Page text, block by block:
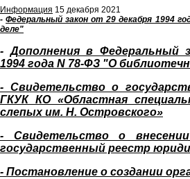
Информация 15 декабря 2021
-Федеральный закон от 29 декабря 1994
деле"
-Дополнения в Федеральный
1994 года N 78-ФЗ "О
- Свидетельство о
ГКУК КО «Областная
слепых им. Н. Островского»
- Свидетельство о
государственный реестр
- Постановление о создании